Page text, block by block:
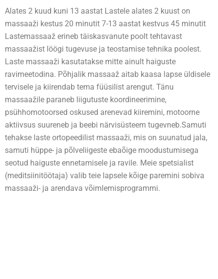
Alates 2 kuud kuni 13 aastat Lastele alates 2 kuust on
massaaži kestus 20 minutit 7-13 aastat kestvus 45 minutit
Lastemassaaž erineb täiskasvanute poolt tehtavast
massaažist löögi tugevuse ja teostamise tehnika poolest.
Laste massaaži kasutatakse mitte ainult haiguste
ravimeetodina. Põhjalik massaaž aitab kaasa lapse üldisele
tervisele ja kiirendab tema füüsilist arengut. Tänu
massaažile paraneb liigutuste koordineerimine,
psühhomotoorsed oskused arenevad kiiremini, motoorne
aktiivsus suureneb ja beebi närvisüsteem tugevneb.Samuti
tehakse laste ortopeedilist massaaži, mis on suunatud jala,
samuti hüppe- ja põlveliigeste ebaõige moodustumisega
seotud haiguste ennetamisele ja ravile. Meie spetsialist
(meditsiinitöötaja) valib teie lapsele kõige paremini sobiva
massaaži- ja arendava võimlemisprogrammi.